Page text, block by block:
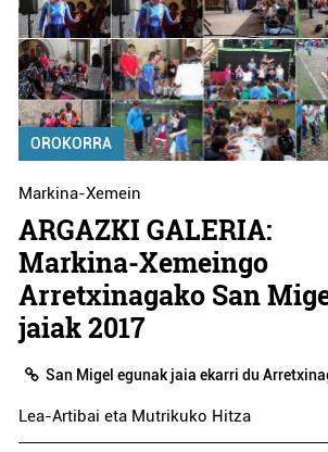
OROKORRA
Markina-Xemein
ARGAZKI GALERIA:
Markina-Xemeingo
Arretxinagako San
jaiak 2017
San Migel egunak jaia ekarri du
Lea-Artibai eta Mutrikuko Hitza